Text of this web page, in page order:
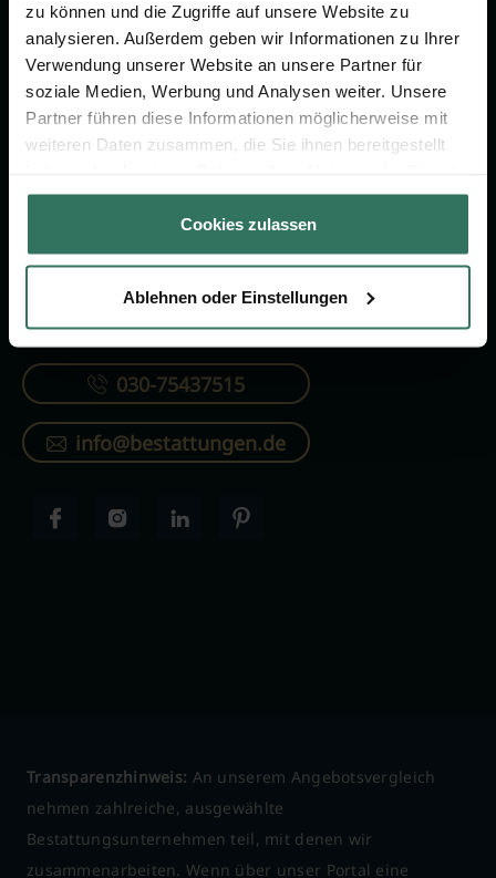
zu können und die Zugriffe auf unsere Website zu
analysieren. Außerdem geben wir Informationen zu Ihrer
Verwendung unserer Website an unsere Partner für
soziale Medien, Werbung und Analysen weiter. Unsere
Partner führen diese Informationen möglicherweise mit
weiteren Daten zusammen, die Sie ihnen bereitgestellt
gesammelt haben.
Cookies zulassen
Ablehnen oder Einstellungen
Jetzt beraten lassen
FÜR SIE
Vergleich
Ratgeber
FÜR BESTATTER
Online-Portal
Kostenlos registrieren
KONTAKTIEREN SIE UNS
030-75437515
info@bestattungen.de
Transparenzhinweis: An unserem Angebotsvergleich
nehmen zahlreiche, ausgewählte
Bestattungsunternehmen teil, mit denen wir
zusammenarbeiten. Wenn über unser Portal eine